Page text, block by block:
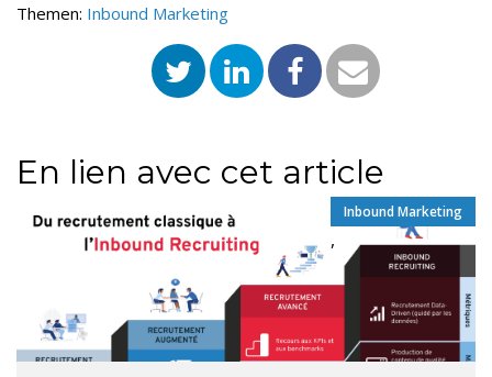
Themen: Inbound Marketing
En lien avec cet article
Inbound Marketing
,